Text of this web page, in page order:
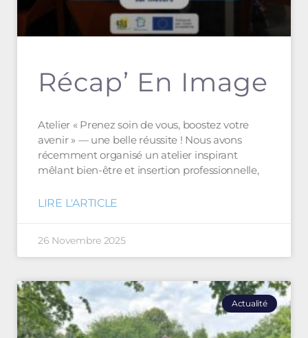
Récap’ En Image
Atelier « Prenez soin de vous, boostez votre
avenir » — une belle réussite ! Nous avons
récemment organisé un atelier inspirant
mêlant bien-être et insertion professionnelle,
LIRE L'ARTICLE
26 Novembre 2025
Actualité